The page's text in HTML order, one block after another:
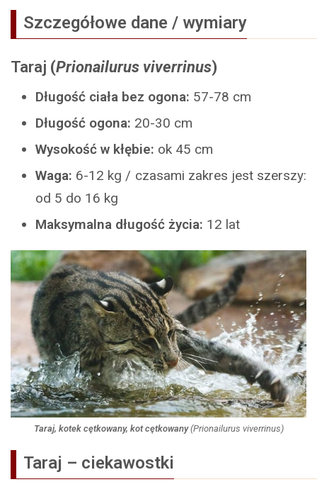
Szczegółowe dane / wymiary
Taraj (Prionailurus viverrinus)
Długość ciała bez ogona: 57-78 cm
Długość ogona: 20-30 cm
Wysokość w kłębie: ok 45 cm
Waga: 6-12 kg / czasami zakres jest szerszy:
od 5 do 16 kg
Maksymalna długość życia: 12 lat
Taraj, kotek cętkowany, kot cętkowany(Prionailurus viverrinus)
Taraj – ciekawostki